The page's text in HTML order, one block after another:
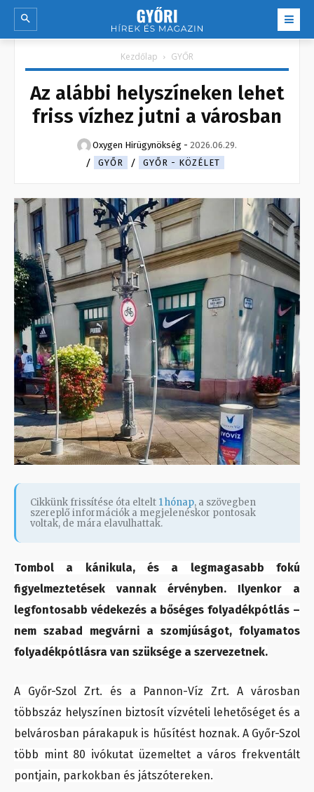
Kezdőlap GYŐR
Az alábbi helyszíneken lehet
friss vízhez jutni a városban
Oxygen Hirügynökség - 2026.06.29.
GYŐR
GYŐR - KÖZÉLET
Cikkünk frissítése óta eltelt 1 hónap, a szövegben
szereplő információk a megjelenéskor pontosak
voltak, de mára elavulhattak.
Tombol a kánikula, és a legmagasabb fokú
figyelmeztetések vannak érvényben. Ilyenkor a
legfontosabb védekezés a bőséges folyadékpótlás –
nem szabad megvárni a szomjúságot, folyamatos
folyadékpótlásra van szüksége a szervezetnek.
A Győr-Szol Zrt. és a Pannon-Víz Zrt. A városban
többszáz helyszínen biztosít vízvételi lehetőséget és a
belvárosban párakapuk is hűsítést hoznak. A Győr-Szol
több mint 80 ivókutat üzemeltet a város frekventált
pontjain, parkokban és játszótereken.